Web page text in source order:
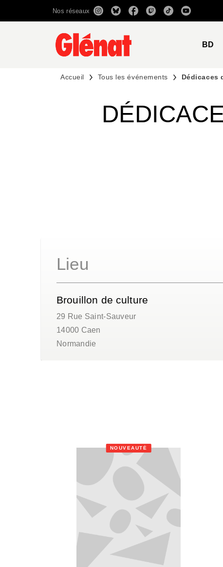
RECHERCHE CONTENU
Nos réseaux
BD
Accueil Tous les événements Dédicaces
Lieu
Brouillon de culture
29 Rue Saint-Sauveur
14000 Caen
Normandie
NOUVEAUTÉ